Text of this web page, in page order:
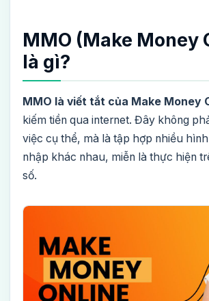
MMO (Make Money
là gì?
MMO là viết tắt của Make Money
kiếm tiền qua internet. Đây không
việc cụ thể, mà là tập hợp nhiều
nhập khác nhau, miễn là thực hiện
số.